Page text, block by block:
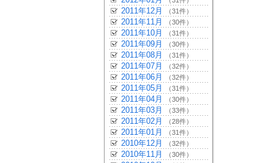
2011年12月 （31件）
2011年11月 （30件）
2011年10月 （31件）
2011年09月 （30件）
2011年08月 （31件）
2011年07月 （32件）
2011年06月 （32件）
2011年05月 （31件）
2011年04月 （30件）
2011年03月 （33件）
2011年02月 （28件）
2011年01月 （31件）
2010年12月 （32件）
2010年11月 （30件）